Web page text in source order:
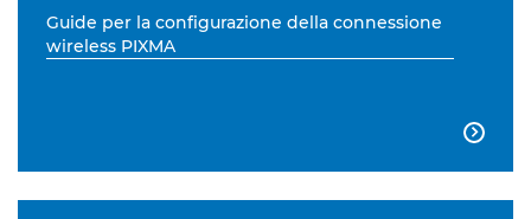
Guide per la configurazione della connessione
wireless PIXMA
